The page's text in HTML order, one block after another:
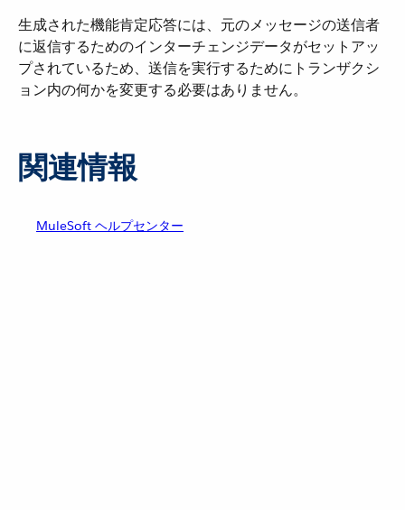
生成された機能肯定応答には、元のメッセージの送信者
に返信するためのインターチェンジデータがセットアッ
プされているため、送信を実行するためにトランザクシ
ョン内の何かを変更する必要はありません。
関連情報
MuleSoft ヘルプセンター